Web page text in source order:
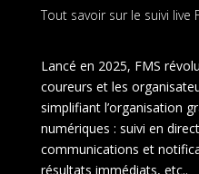
Tout savoir sur le suivi live
Lancé en 2025, FMS
coureurs et les
simplifiant l’organisation
numériques : suivi en
communications et
résultats immédiats, etc..